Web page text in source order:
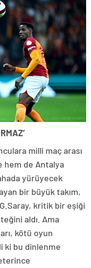
milli maç arası
hem de Antalya
yürüyecek
bir büyük takım,
kritik bir eşiği
aldı. Ama
kötü oyun
ki bu dinlenme